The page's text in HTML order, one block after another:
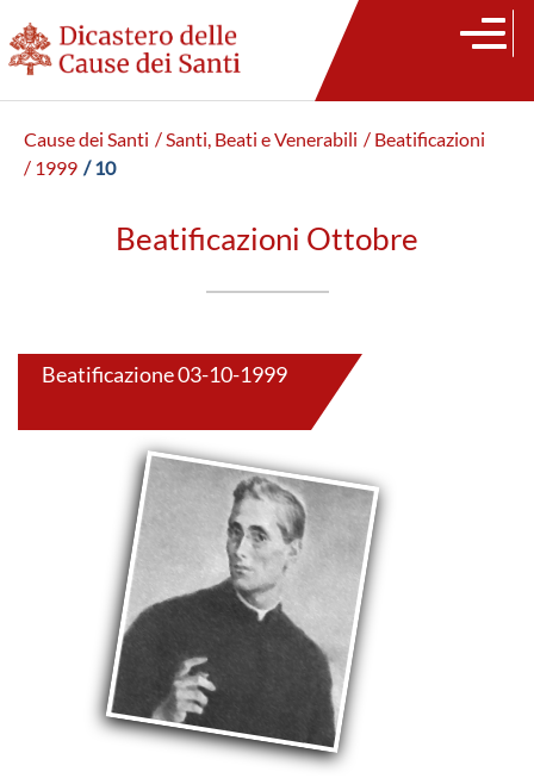
Cause dei Santi / Santi, Beati e Venerabili / Beatificazioni
/ 1999 / 10
Beatificazioni Ottobre
Beatificazione 03-10-1999